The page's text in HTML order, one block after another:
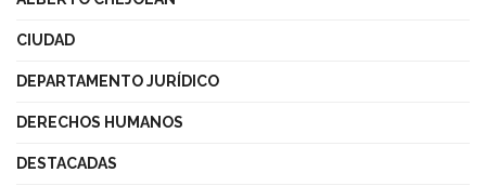
CIUDAD
DEPARTAMENTO JURÍDICO
DERECHOS HUMANOS
DESTACADAS